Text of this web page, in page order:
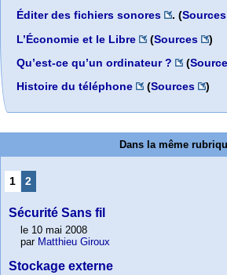
Éditer des fichiers sonores
. (Sources
L’Économie et le Libre
(Sources
)
Qu’est-ce qu’un ordinateur ?
(
Histoire du téléphone
(Sources )
Dans la même
1 2
Sécurité Sans fil
le 10 mai 2008
par Matthieu Giroux
Stockage externe